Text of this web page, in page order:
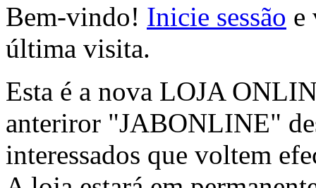
Bem-vindo! Inicie sessão e
última visita.
Esta é a nova LOJA
anteriror "JABONLINE"
interessados que voltem